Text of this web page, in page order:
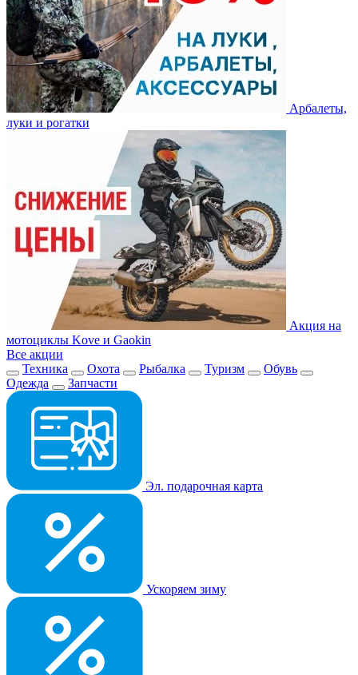
Арбалеты,
луки и рогатки
Акция на
мотоциклы Kove и Gaokin
Все акции
Техника
Охота Рыбалка Туризм
Обувь
Одежда
Запчасти
Эл. подарочная карта
Ускоряем зиму